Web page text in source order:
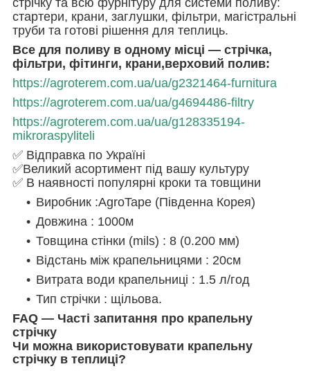
стартери, крани, заглушки, фільтри, магістральні
труби та готові рішення для теплиць.
Все для поливу в одному місці — стрічка,
фільтри, фітинги, крани,верховий полив:
https://agroterem.com.ua/ua/g2321464-furnitura
https://agroterem.com.ua/ua/g4694486-filtry
https://agroterem.com.ua/ua/g128335194-
mikroraspyliteli
✅ Відправка по Україні
✅Великий асортимент під вашу культуру
✅ В наявності популярні кроки та товщини
Виробник :АgroTape (Південна Корея)
Довжина : 1000м
Товщина стінки (mils) : 8 (0.200 мм)
Відстань між крапельницями : 20см
Витрата води крапельниці : 1.5 л/год
Тип стрічки : щільова.
FAQ — Часті запитання про крапельну
стрічку
Чи можна використовувати крапельну
стрічку в теплиці?